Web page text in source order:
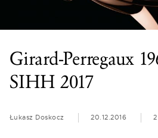
Girard-Perregaux
SIHH 2017
Łukasz Doskocz 20.12.2016 2